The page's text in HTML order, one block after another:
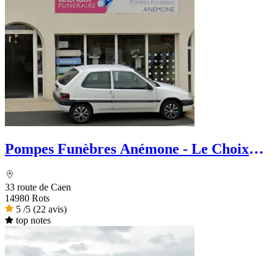
Pompes Funèbres Anémone - Le Choix
33 route de Caen
14980 Rots
5 /5 (22 avis)
top notes